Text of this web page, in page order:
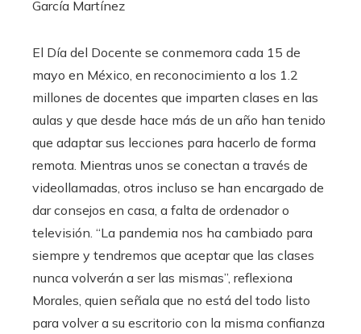
García Martínez
El Día del Docente se conmemora cada 15 de
mayo en México, en reconocimiento a los 1.2
millones de docentes que imparten clases en las
aulas y que desde hace más de un año han tenido
que adaptar sus lecciones para hacerlo de forma
remota. Mientras unos se conectan a través de
videollamadas, otros incluso se han encargado de
dar consejos en casa, a falta de ordenador o
televisión. “La pandemia nos ha cambiado para
siempre y tendremos que aceptar que las clases
nunca volverán a ser las mismas”, reflexiona
Morales, quien señala que no está del todo listo
para volver a su escritorio con la misma confianza